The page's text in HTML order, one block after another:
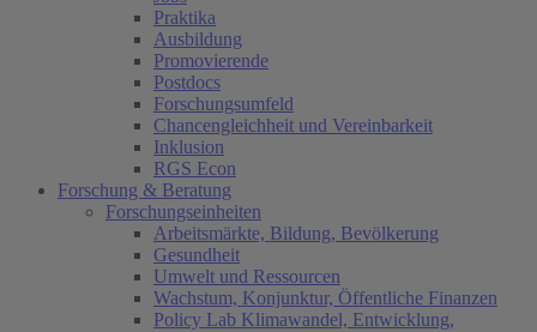
Praktika
Ausbildung
Promovierende
Postdocs
Forschungsumfeld
Chancengleichheit und Vereinbarkeit
Inklusion
RGS Econ
Forschung & Beratung
Forschungseinheiten
Arbeitsmärkte, Bildung, Bevölkerung
Gesundheit
Umwelt und Ressourcen
Wachstum, Konjunktur, Öffentliche Finanzen
Policy Lab Klimawandel, Entwicklung,